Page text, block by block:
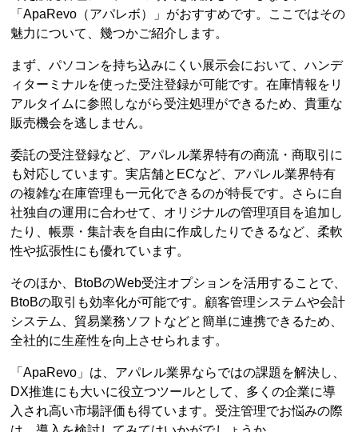
「ApaRevo（アパレボ）」がおすすめです。ここではその
魅力について、幾つかご紹介します。
まず、パソコンを持ち込みにくい展示会において、ハンデ
ィターミナルを使った受注登録が可能です。在庫情報をリ
アルタイムに参照しながら受注処理ができるため、貴重な
販売機会を逃しません。
委託の受注登録など、アパレル業界特有の商流・商取引に
も対応しています。実店舗とECなど、アパレル業界特有
の複雑な在庫管理も一元化できるのが特長です。さらに自
社独自の運用に合わせて、オリジナルの管理項目を追加し
たり、帳票・集計表を自由に作成したりできるなど、柔軟
性や拡張性にも優れています。
そのほか、BtoBのWeb受注オプションを活用することで、
BtoBの取引も効率化が可能です。顧客管理システムや会計
システム、貿易業務ソフトなどと簡単に連携できるため、
全社的に生産性を向上させられます。
「ApaRevo」は、アパレル業界ならではの課題を解決し、
DX推進にも大いに役立つツールとして、多くの企業に導
入され高い市場評価も得ています。受注管理でお悩みの際